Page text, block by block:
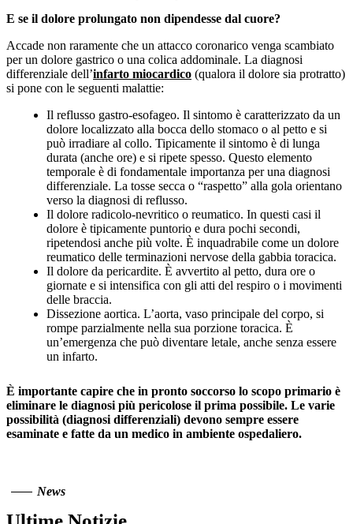
E se il dolore prolungato non dipendesse dal cuore?
Accade non raramente che un attacco coronarico venga scambiato
per un dolore gastrico o una colica addominale. La diagnosi
differenziale dell’infarto miocardico (qualora il dolore sia protratto)
si pone con le seguenti malattie:
Il reflusso gastro-esofageo. Il sintomo è caratterizzato da un
dolore localizzato alla bocca dello stomaco o al petto e si
può irradiare al collo. Tipicamente il sintomo è di lunga
durata (anche ore) e si ripete spesso. Questo elemento
temporale è di fondamentale importanza per una diagnosi
differenziale. La tosse secca o “raspetto” alla gola orientano
verso la diagnosi di reflusso.
Il dolore radicolo-nevritico o reumatico. In questi casi il
dolore è tipicamente puntorio e dura pochi secondi,
ripetendosi anche più volte. È inquadrabile come un dolore
reumatico delle terminazioni nervose della gabbia toracica.
Il dolore da pericardite. È avvertito al petto, dura ore o
giornate e si intensifica con gli atti del respiro o i movimenti
delle braccia.
Dissezione aortica. L’aorta, vaso principale del corpo, si
rompe parzialmente nella sua porzione toracica. È
un’emergenza che può diventare letale, anche senza essere
un infarto.
È importante capire che in pronto soccorso lo scopo primario è
eliminare le diagnosi più pericolose il prima possibile. Le varie
possibilità (diagnosi differenziali) devono sempre essere
esaminate e fatte da un medico in ambiente ospedaliero.
News